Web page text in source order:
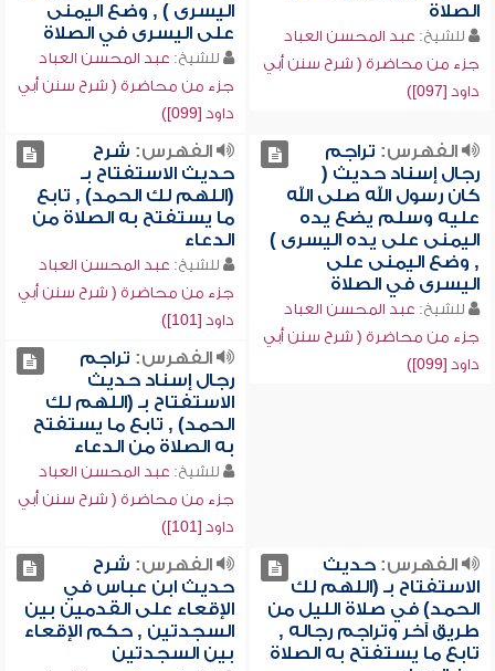
الصلاة
للشيخ: عبد المحسن العباد
جزء من محاضرة ( شرح سنن أبي
داود [097])
اليسرى ) , وضع اليمنى
على اليسرى في الصلاة
للشيخ: عبد المحسن العباد
جزء من محاضرة ( شرح سنن أبي
داود [099])
الفهرس: تراجم
رجال إسناد حديث (
كان رسول الله صلى الله
عليه وسلم يضع يده
اليمنى على يده اليسرى )
, وضع اليمنى على
اليسرى في الصلاة
للشيخ: عبد المحسن العباد
جزء من محاضرة ( شرح سنن أبي
داود [099])
الفهرس: شرح
حديث الاستفتاح بـ
(اللهم لك الحمد) , تابع
ما يستفتح به الصلاة من
الدعاء
للشيخ: عبد المحسن العباد
جزء من محاضرة ( شرح سنن أبي
داود [101])
الفهرس: تراجم
رجال إسناد حديث
الاستفتاح بـ (اللهم لك
الحمد) , تابع ما يستفتح
به الصلاة من الدعاء
للشيخ: عبد المحسن العباد
جزء من محاضرة ( شرح سنن أبي
داود [101])
الفهرس:حديث
الاستفتاح بـ (اللهم لك
الحمد) في صلاة الليل من
طريق آخر وتراجم رجاله ,
تابع ما يستفتح به الصلاة
الفهرس: شرح
حديث ابن عباس في
الإقعاء على القدمين بين
السجدتين , حكم الإقعاء
بين السجدتين